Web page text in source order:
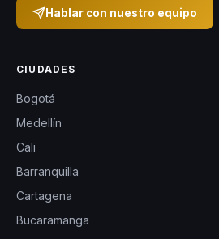
bien con públicos
de inspiración,
bienestar y
transformación
humana.
Hablar con nuestro equipo
CIUDADES
Bogotá
Medellín
Cali
Barranquilla
Cartagena
Bucaramanga